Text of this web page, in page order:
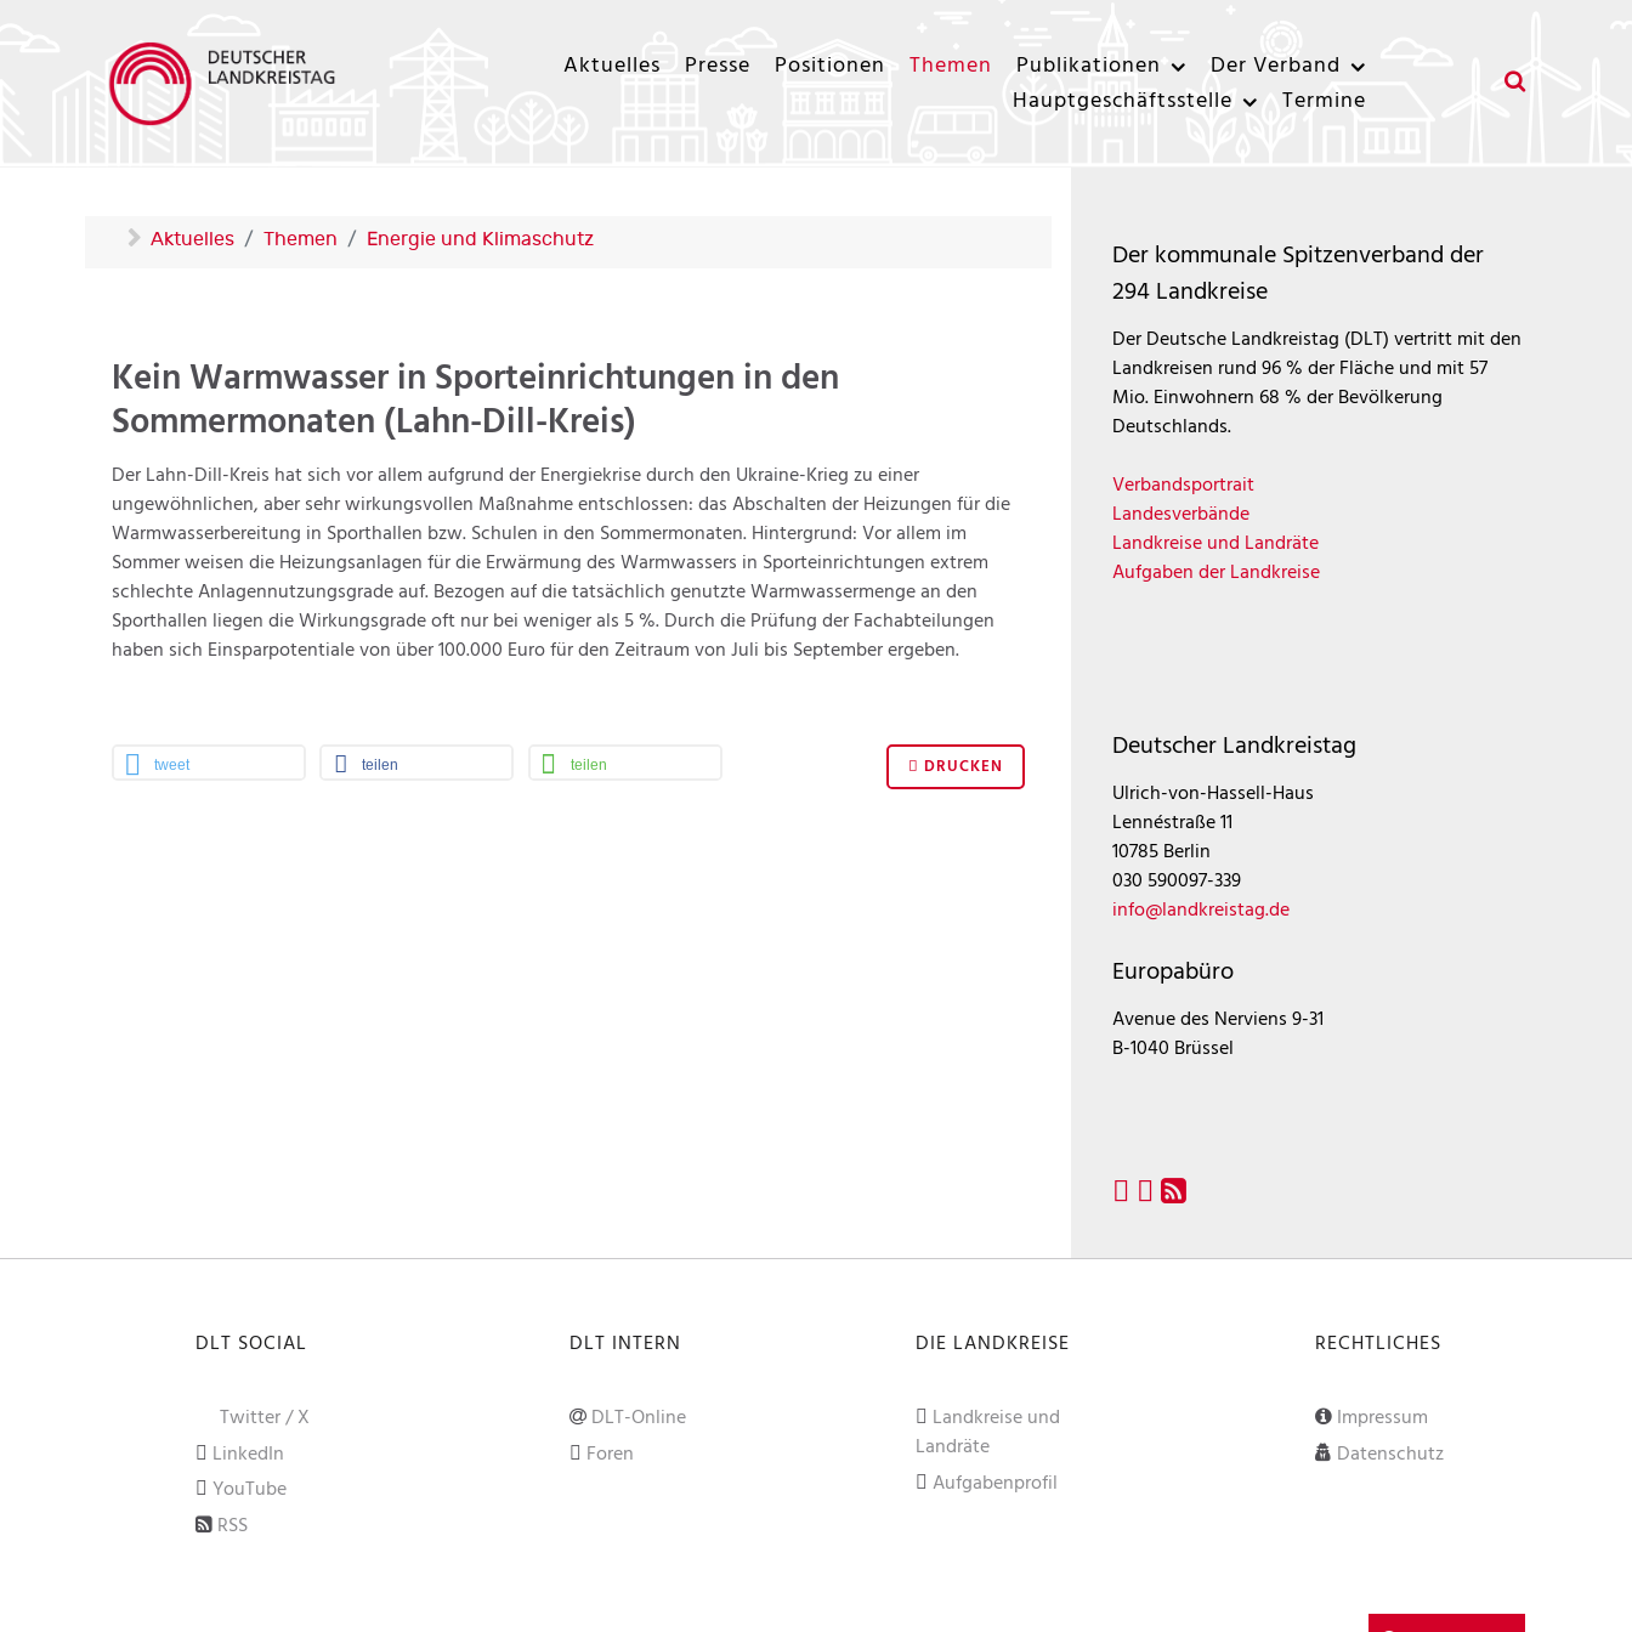
Aktuelles Presse Positionen Themen Publikationen
Der Verband
Hauptgeschäftsstelle
Termine
Aktuelles Themen Energie und Klimaschutz
Kein Warmwasser in Sporteinrichtungen in den
Sommermonaten (Lahn-Dill-Kreis)
Der Lahn-Dill-Kreis hat sich vor allem aufgrund der Energiekrise durch den Ukraine-Krieg zu einer
ungewöhnlichen, aber sehr wirkungsvollen Maßnahme entschlossen: das Abschalten der Heizungen für die
Warmwasserbereitung in Sporthallen bzw. Schulen in den Sommermonaten. Hintergrund: Vor allem im
Sommer weisen die Heizungsanlagen für die Erwärmung des Warmwassers in Sporteinrichtungen extrem
schlechte Anlagennutzungsgrade auf. Bezogen auf die tatsächlich genutzte Warmwassermenge an den
Sporthallen liegen die Wirkungsgrade oft nur bei weniger als 5 %. Durch die Prüfung der Fachabteilungen
haben sich Einsparpotentiale von über 100.000 Euro für den Zeitraum von Juli bis September ergeben.
DRUCKEN
tweet teilen teilen
Der kommunale Spitzenverband der
294 Landkreise
Der Deutsche Landkreistag (DLT) vertritt mit den
Landkreisen rund 96 % der Fläche und mit 57
Mio. Einwohnern 68 % der Bevölkerung
Deutschlands.
Verbandsportrait
Landesverbände
Landkreise und Landräte
Aufgaben der Landkreise
Deutscher Landkreistag
Ulrich-von-Hassell-Haus
Lennéstraße 11
10785 Berlin
030 590097-339
info@landkreistag.de
Europabüro
Avenue des Nerviens 9-31
B-1040 Brüssel
DLT SOCIAL
Twitter / X
LinkedIn
YouTube
RSS
DLT INTERN
DLT-Online
Foren
DIE LANDKREISE
Landkreise und
Landräte
Aufgabenprofil
RECHTLICHES
Impressum
Datenschutz